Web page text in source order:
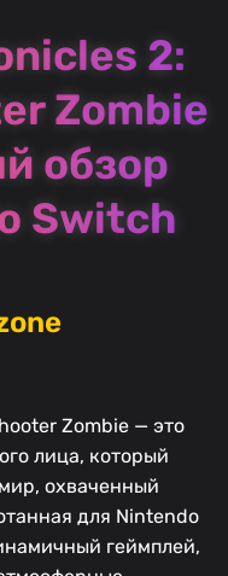
2:
Zombie
обзор
Switch
Zombie — это
лица, который
охваченный
для Nintendo
геймплей,